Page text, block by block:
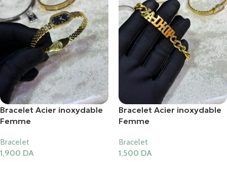
Bracelet Acier inoxydable
Femme
Bracelet
1,900 DA
Bracelet Acier inoxydable
Femme
Bracelet
1,500 DA